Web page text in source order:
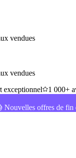
vendues
vendues
exceptionnel 1 000+
Nouvelles offres de fin